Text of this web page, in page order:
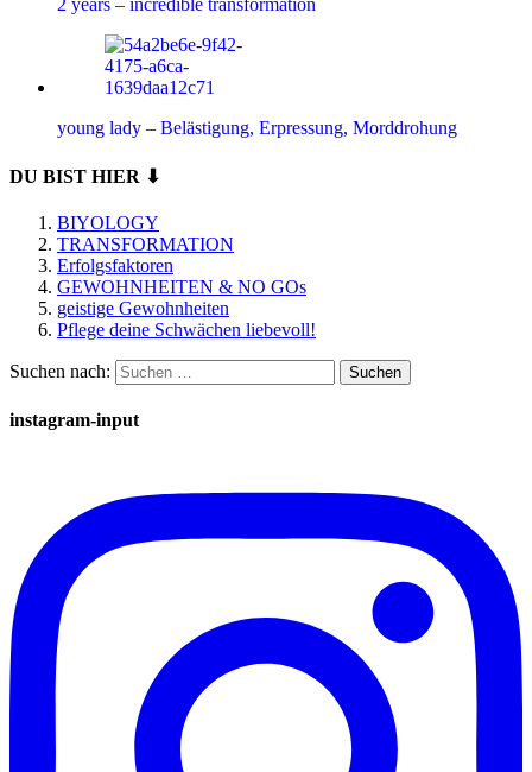
2 years – incredible transformation
young lady – Belästigung, Erpressung, Morddrohung
DU BIST HIER ⬇
BIYOLOGY
TRANSFORMATION
Erfolgsfaktoren
GEWOHNHEITEN & NO GOs
geistige Gewohnheiten
Pflege deine Schwächen liebevoll!
Suchen nach:
instagram-input